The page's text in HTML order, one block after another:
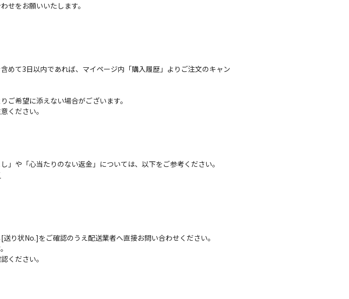
せをお願いいたします。
めて3日以内であれば、マイページ内「購入履歴」よりご注文のキャン
希望に添えない場合がございます。
ください。
や「心当たりのない返金」については、以下をご参考ください。
り状No.]をご確認のうえ配送業者へ直接お問い合わせください。
ください。